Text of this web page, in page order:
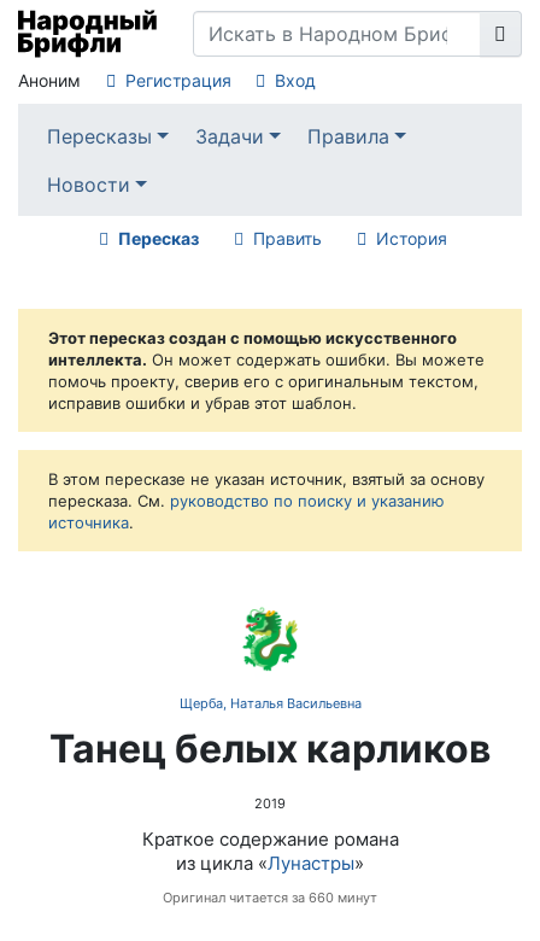
Аноним Регистрация Вход
Пересказы Задачи
Правила
Новости
Пересказ Править История
Этот пересказ создан с помощью искусственного
интеллекта. Он может содержать ошибки. Вы можете
помочь проекту, сверив его с оригинальным текстом,
исправив ошибки и убрав этот шаблон.
В этом пересказе не указан источник, взятый за основу
пересказа. См. руководство по поиску и указанию
источника.
🐉
Щерба, Наталья Васильевна
Танец белых карликов
2019
Краткое содержание романа
из цикла «Лунастры»
Оригинал читается за 660 минут